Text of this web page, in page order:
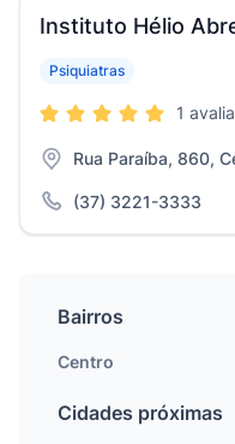
Instituto Hélio
Psiquiatras
1
Rua Paraíba, 860,
(37) 3221-3333
Bairros
Centro
Cidades próximas